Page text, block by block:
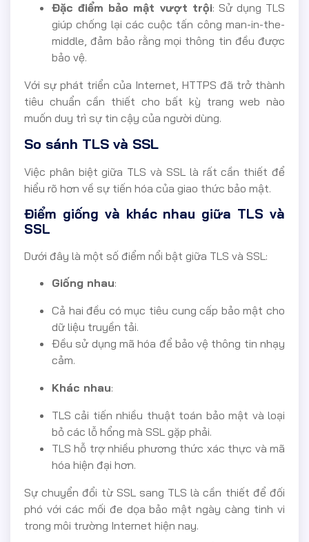
Đặc điểm bảo mật vượt trội: Sử dụng TLS
giúp chống lại các cuộc tấn công man-in-the-
middle, đảm bảo rằng mọi thông tin đều được
bảo vệ.
Với sự phát triển của Internet, HTTPS đã trở thành
tiêu chuẩn cần thiết cho bất kỳ trang web nào
muốn duy trì sự tin cậy của người dùng.
So sánh TLS và SSL
Việc phân biệt giữa TLS và SSL là rất cần thiết để
hiểu rõ hơn về sự tiến hóa của giao thức bảo mật.
Điểm giống và khác nhau giữa TLS và
SSL
Dưới đây là một số điểm nổi bật giữa TLS và SSL:
Giống nhau:
Cả hai đều có mục tiêu cung cấp bảo mật cho
dữ liệu truyền tải.
Đều sử dụng mã hóa để bảo vệ thông tin nhạy
cảm.
Khác nhau:
TLS cải tiến nhiều thuật toán bảo mật và loại
bỏ các lỗ hổng mà SSL gặp phải.
TLS hỗ trợ nhiều phương thức xác thực và mã
hóa hiện đại hơn.
Sự chuyển đổi từ SSL sang TLS là cần thiết để đối
phó với các mối đe dọa bảo mật ngày càng tinh vi
trong môi trường Internet hiện nay.